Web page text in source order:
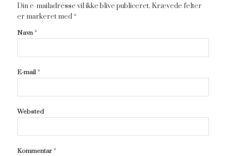
Din e-mailadresse vil ikke blive publiceret. Krævede felter
er markeret med *
Navn*
E-mail*
Websted
Kommentar*